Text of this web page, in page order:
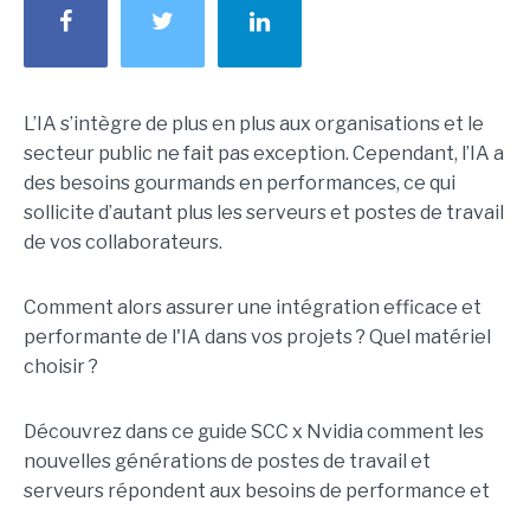
L’IA s’intègre de plus en plus aux organisations et le
secteur public ne fait pas exception. Cependant, l’IA a
des besoins gourmands en performances, ce qui
sollicite d’autant plus les serveurs et postes de travail
de vos collaborateurs.
Comment alors assurer une intégration efficace et
performante de l'IA dans vos projets ? Quel matériel
choisir ?
Découvrez dans ce guide SCC x Nvidia comment les
nouvelles générations de postes de travail et
serveurs répondent aux besoins de performance et